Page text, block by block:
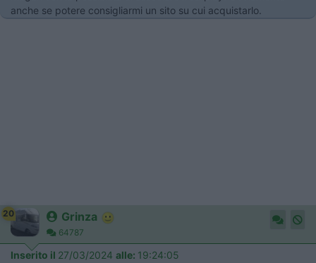
anche se potere consigliarmi un sito su cui acquistarlo.
20 Grinza
64787
Inserito il 27/03/2024 alle: 19:24:05